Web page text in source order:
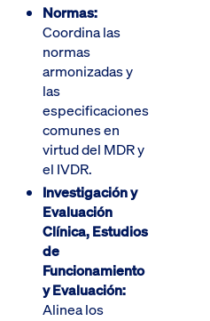
Normas:
Coordina las
normas
armonizadas y
las
especificaciones
comunes en
virtud del MDR y
el IVDR.
Investigación y
Evaluación
Clínica, Estudios
de
Funcionamiento
y Evaluación:
Alinea los